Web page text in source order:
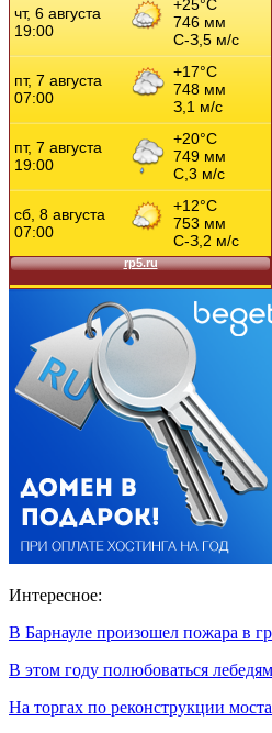
Интересное:
В Барнауле произошел пожара в
В этом году полюбоваться
На торгах по реконструкции